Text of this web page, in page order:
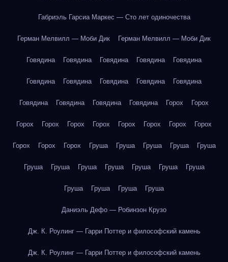
Габриэль Гарсиа Маркес — Сто лет одиночества
Герман Мелвилл — Моби Дик Герман Мелвилл — Моби Дик
Говядина Говядина Говядина Говядина Говядина
Говядина Говядина Говядина Говядина Говядина
Говядина Говядина Говядина Говядина Горох Горох
Горох Горох Горох Горох Горох Горох Горох Горох
Горох Горох Горох Груша Груша Груша Груша Груша
Груша Груша Груша Груша Груша Груша Груша
Груша Груша Груша Груша
Даниэль Дефо — Робинзон Крузо
Дж. К. Роулинг — Гарри Поттер и философский камень
Дж. К. Роулинг — Гарри Поттер и философский камень